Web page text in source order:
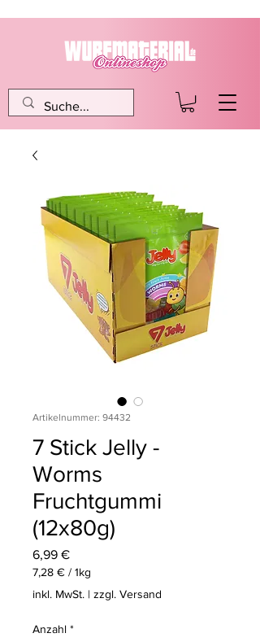
Artikelnummer: 94432
7 Stick Jelly -
Worms
Fruchtgummi
(12x80g)
6,99 €Preis
7,28 € / 1kg
7,28 €
Kilogramm
inkl. MwSt. | zzgl. Versand
Anzahl *